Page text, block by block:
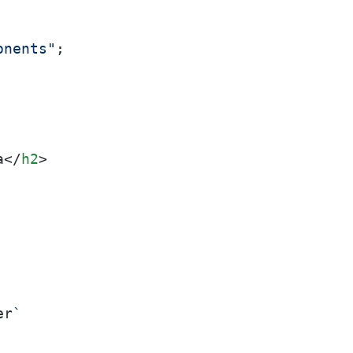
;
</h2>
`